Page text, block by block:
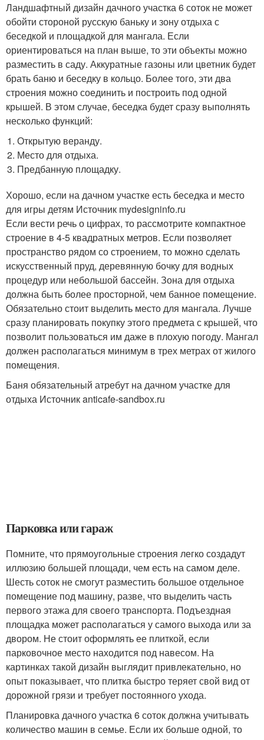
Ландшафтный дизайн дачного участка 6 соток не может
обойти стороной русскую баньку и зону отдыха с
беседкой и площадкой для мангала. Если
ориентироваться на план выше, то эти объекты можно
разместить в саду. Аккуратные газоны или цветник будет
брать баню и беседку в кольцо. Более того, эти два
строения можно соединить и построить под одной
крышей. В этом случае, беседка будет сразу выполнять
несколько функций:
Открытую веранду.
Место для отдыха.
Предбанную площадку.
Хорошо, если на дачном участке есть беседка и место
для игры детям Источник mydesigninfo.ru
Если вести речь о цифрах, то рассмотрите компактное
строение в 4-5 квадратных метров. Если позволяет
пространство рядом со строением, то можно сделать
искусственный пруд, деревянную бочку для водных
процедур или небольшой бассейн. Зона для отдыха
должна быть более просторной, чем банное помещение.
Обязательно стоит выделить место для мангала. Лучше
сразу планировать покупку этого предмета с крышей, что
позволит пользоваться им даже в плохую погоду. Мангал
должен располагаться минимум в трех метрах от жилого
помещения.
Баня обязательный атребут на дачном участке для
отдыха Источник anticafe-sandbox.ru
Парковка или гараж
Помните, что прямоугольные строения легко создадут
иллюзию большей площади, чем есть на самом деле.
Шесть соток не смогут разместить большое отдельное
помещение под машину, разве, что выделить часть
первого этажа для своего транспорта. Подъездная
площадка может располагаться у самого выхода или за
двором. Не стоит оформлять ее плиткой, если
парковочное место находится под навесом. На
картинках такой дизайн выглядит привлекательно, но
опыт показывает, что плитка быстро теряет свой вид от
дорожной грязи и требует постоянного ухода.
Планировка дачного участка 6 соток должна учитывать
количество машин в семье. Если их больше одной, то